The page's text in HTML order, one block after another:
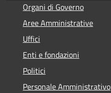
Organi di Governo
Aree Amministrative
Uffici
Enti e fondazioni
Politici
Personale Amministrativo